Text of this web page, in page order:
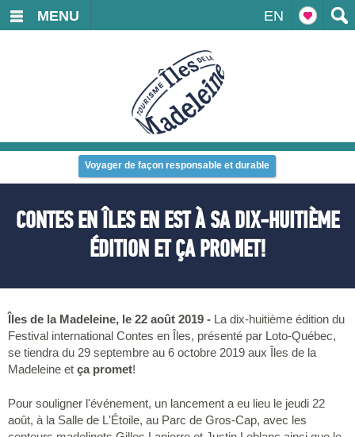
EN
MENU
Voyager de façon responsable et durable
CONTES EN ÎLES EN EST À SA DIX-HUITIÈME
ÉDITION ET ÇA PROMET!
Îles de la Madeleine, le 22 août 2019 - La dix-huitième édition du
Festival international Contes en Îles, présenté par Loto-Québec,
se tiendra du 29 septembre au 6 octobre 2019 aux Îles de la
Madeleine et ça promet!
Pour souligner l'événement, un lancement a eu lieu le jeudi 22
août, à la Salle de L'Étoile, au Parc de Gros-Cap, avec les